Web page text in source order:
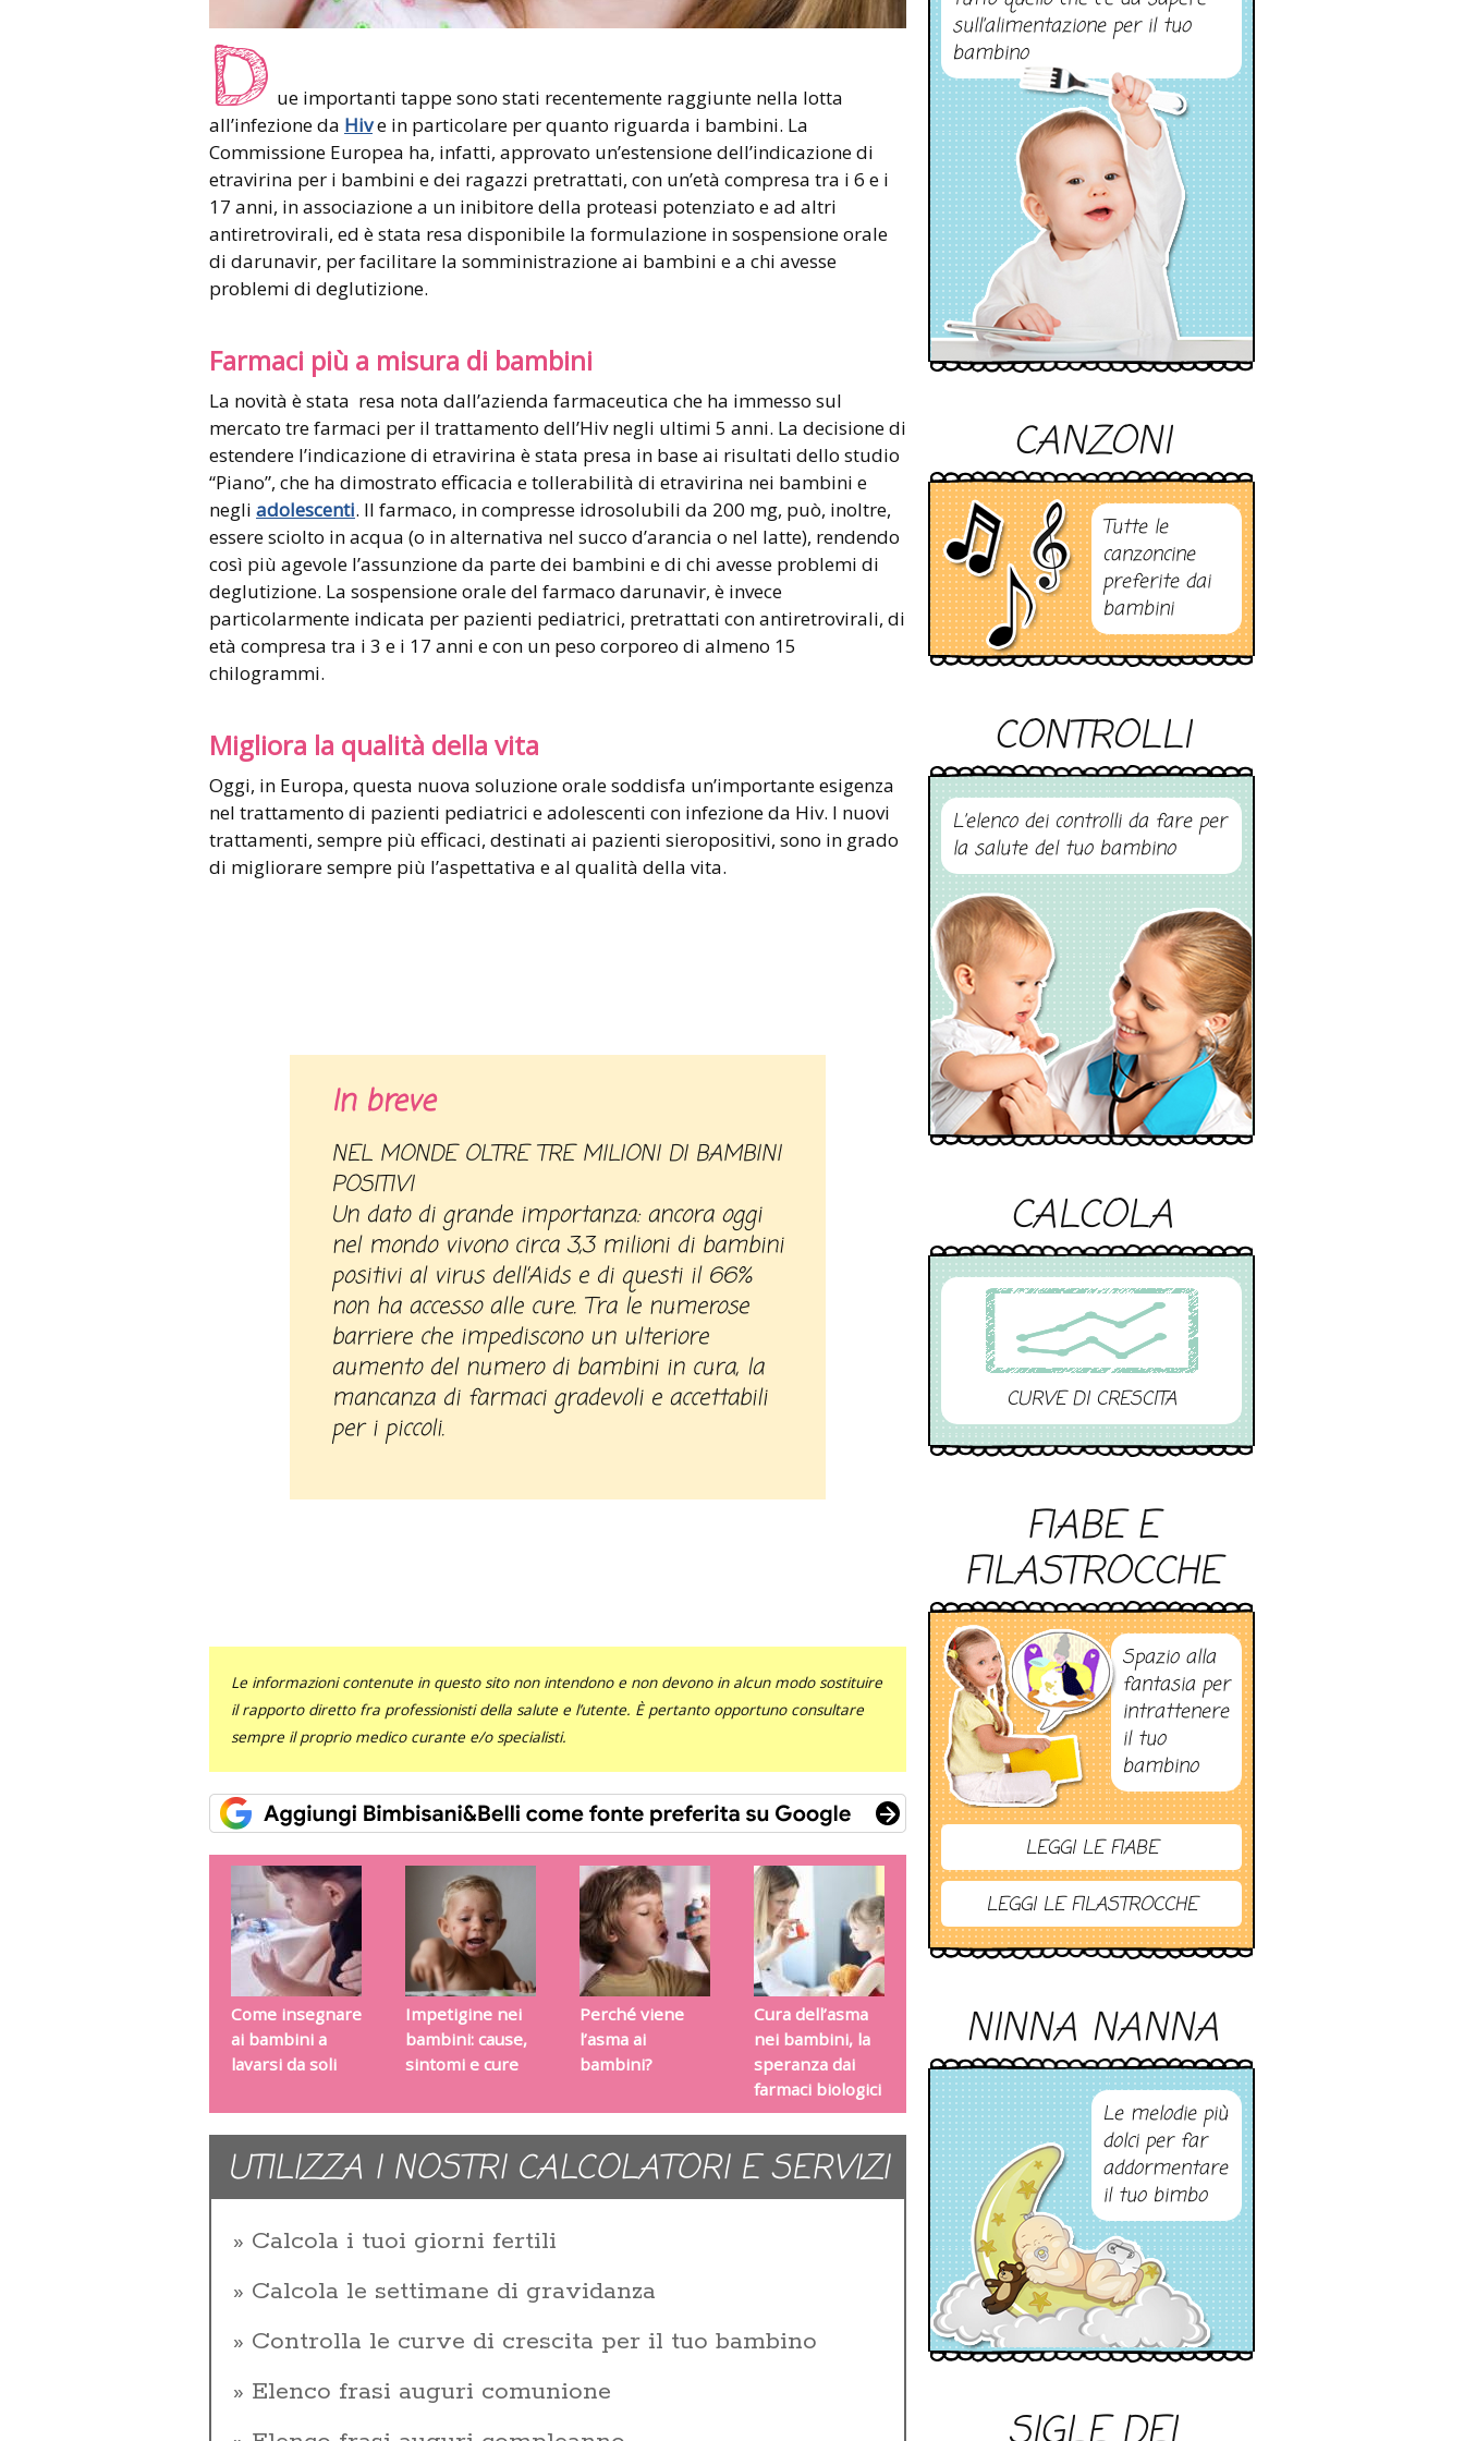
D ue importanti tappe sono stati recentemente raggiunte nella lotta
all’infezione da Hive in particolare per quanto riguarda i bambini. La
Commissione Europea ha, infatti, approvato un’estensione dell’indicazione di
etravirina per i bambini e dei ragazzi pretrattati, con un’età compresa tra i 6 e i
17 anni, in associazione a un inibitore della proteasi potenziato e ad altri
antiretrovirali, ed è stata resa disponibile la formulazione in sospensione orale
di darunavir, per facilitare la somministrazione ai bambini e a chi avesse
problemi di deglutizione.
Farmaci più a misura di bambini
La novità è stata resa nota dall’azienda farmaceutica che ha immesso sul
mercato tre farmaci per il trattamento dell’Hiv negli ultimi 5 anni. La decisione di
estendere l’indicazione di etravirina è stata presa in base ai risultati dello studio
“Piano”, che ha dimostrato efficacia e tollerabilità di etravirina nei bambini e
negli adolescenti. Il farmaco, in compresse idrosolubili da 200 mg, può, inoltre,
essere sciolto in acqua (o in alternativa nel succo d’arancia o nel latte), rendendo
così più agevole l’assunzione da parte dei bambini e di chi avesse problemi di
deglutizione. La sospensione orale del farmaco darunavir, è invece
particolarmente indicata per pazienti pediatrici, pretrattati con antiretrovirali, di
età compresa tra i 3 e i 17 anni e con un peso corporeo di almeno 15
chilogrammi.
Migliora la qualità della vita
Oggi, in Europa, questa nuova soluzione orale soddisfa un’importante esigenza
nel trattamento di pazienti pediatrici e adolescenti con infezione da Hiv. I nuovi
trattamenti, sempre più efficaci, destinati ai pazienti sieropositivi, sono in grado
di migliorare sempre più l’aspettativa e al qualità della vita.
In breve
NEL MONDE OLTRE TRE MILIONI DI BAMBINI
POSITIVI
Un dato di grande importanza: ancora oggi
nel mondo vivono circa 3,3 milioni di bambini
positivi al virus dell’Aids e di questi il 66%
non ha accesso alle cure. Tra le numerose
barriere che impediscono un ulteriore
aumento del numero di bambini in cura, la
mancanza di farmaci gradevoli e accettabili
per i piccoli.
Le informazioni contenute in questo sito non intendono e non devono in alcun modo sostituire
il rapporto diretto fra professionisti della salute e l’utente. È pertanto opportuno consultare
sempre il proprio medico curante e/o specialisti.
Come insegnare
ai bambini a
lavarsi da soli
Impetigine nei
bambini: cause,
sintomi e cure
Perché viene
l’asma ai
bambini?
Cura dell’asma
nei bambini, la
speranza dai
farmaci biologici
UTILIZZA I NOSTRI CALCOLATORI E SERVIZI
Calcola i tuoi giorni fertili
Calcola le settimane di gravidanza
Controlla le curve di crescita per il tuo bambino
Elenco frasi auguri comunione
sull’alimentazione per il tuo
bambino
CANZONI
Tutte le
canzoncine
preferite dai
bambini
CONTROLLI
L’elenco dei controlli da fare per
la salute del tuo bambino
CALCOLA
CURVE DI CRESCITA
FIABE E
FILASTROCCHE
Spazio alla
fantasia per
intrattenere
il tuo
bambino
LEGGI LE FIABE
LEGGI LE FILASTROCCHE
NINNA NANNA
Le melodie più
dolci per far
addormentare
il tuo bimbo